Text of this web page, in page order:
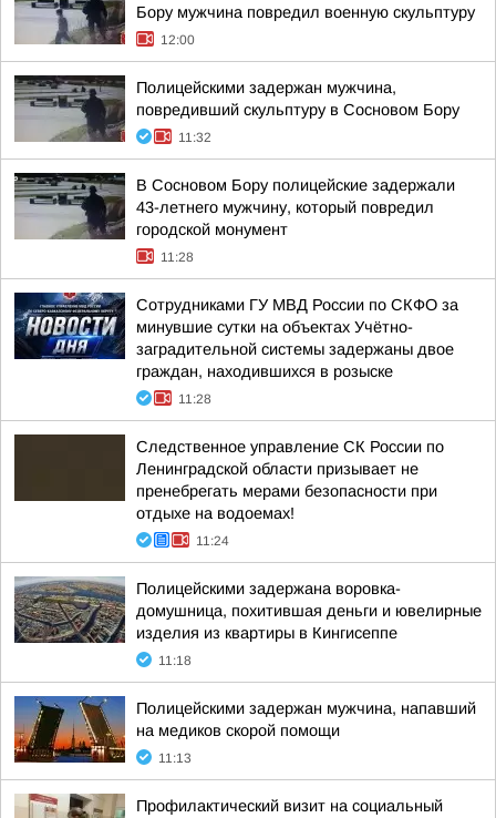
Бору мужчина повредил военную скульптуру
12:00
Полицейскими задержан мужчина,
повредивший скульптуру в Сосновом Бору
11:32
В Сосновом Бору полицейские задержали
43-летнего мужчину, который повредил
городской монумент
11:28
Сотрудниками ГУ МВД России по СКФО за
минувшие сутки на объектах Учётно-
заградительной системы задержаны двое
граждан, находившихся в розыске
11:28
Следственное управление СК России по
Ленинградской области призывает не
пренебрегать мерами безопасности при
отдыхе на водоемах!
11:24
Полицейскими задержана воровка-
домушница, похитившая деньги и ювелирные
изделия из квартиры в Кингисеппе
11:18
Полицейскими задержан мужчина, напавший
на медиков скорой помощи
11:13
Профилактический визит на социальный